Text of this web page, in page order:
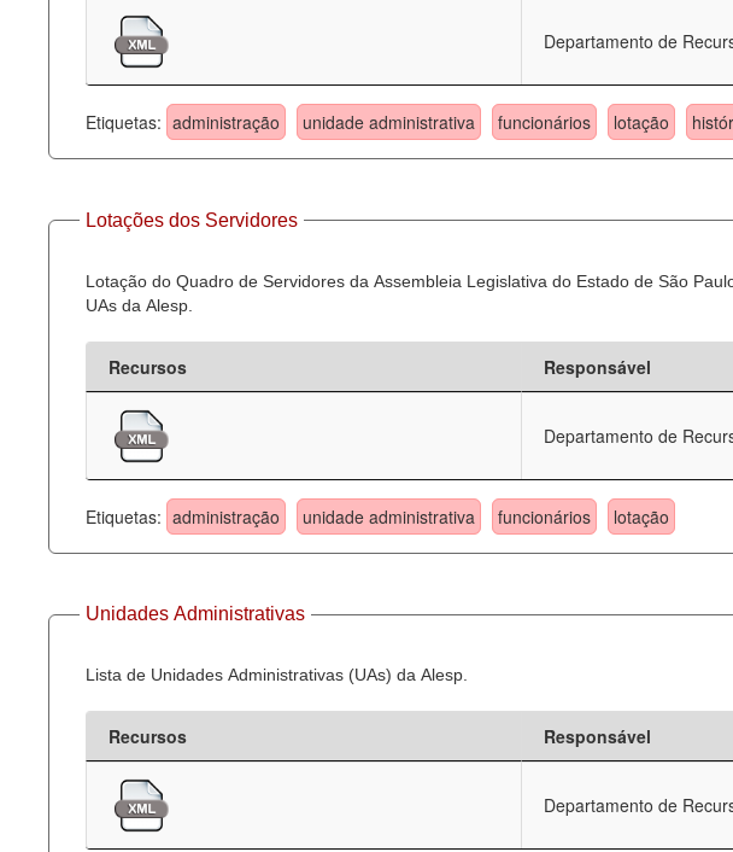
Departamento de
Etiquetas: administração unidade administrativa funcionários lotação
Lotações dos Servidores
Lotação do Quadro de Servidores da Assembleia Legislativa do Estado de São
UAs da Alesp.
Recursos Responsável
Departamento de
Etiquetas: administração unidade administrativa funcionários lotação
Unidades Administrativas
Lista de Unidades Administrativas (UAs) da Alesp.
Recursos Responsável
Departamento de